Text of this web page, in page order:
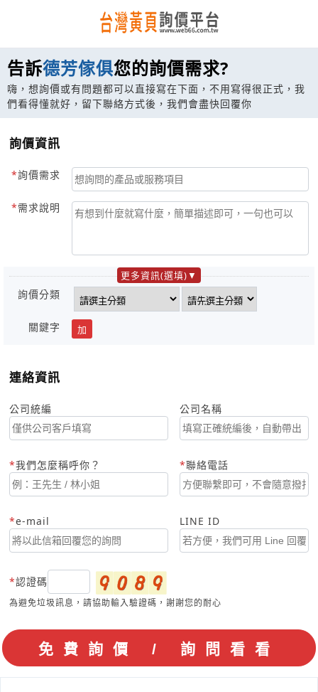
告訴德芳傢俱您的詢價需求?
嗨，想詢價或有問題都可以直接寫在下面，不用寫得很正式，我
們看得懂就好，留下聯絡方式後，我們會盡快回覆你
詢價資訊
詢價需求
需求說明
更多資訊(選填)
詢價分類
關鍵字 加
連絡資訊
公司統編 公司名稱
我們怎麼稱呼你？ 聯絡電話
e-mail LINE ID
認證碼
為避免垃圾訊息，請協助輸入驗證碼，謝謝您的耐心